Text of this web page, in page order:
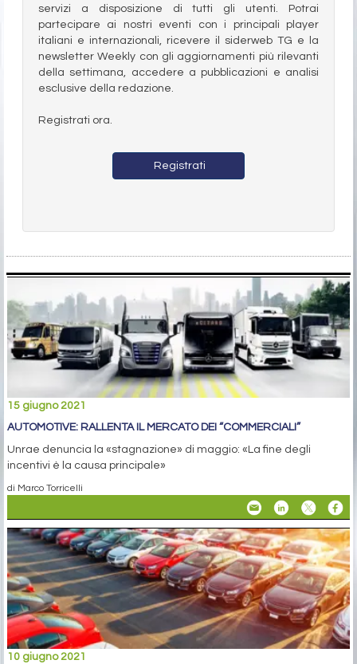
servizi a disposizione di tutti gli utenti. Potrai
partecipare ai nostri eventi con i principali player
italiani e internazionali, ricevere il siderweb TG e la
newsletter Weekly con gli aggiornamenti più rilevanti
della settimana, accedere a pubblicazioni e analisi
esclusive della redazione.
Registrati ora.
Registrati
15 giugno 2021
AUTOMOTIVE: RALLENTA IL MERCATO DEI “COMMERCIALI”
Unrae denuncia la «stagnazione» di maggio: «La fine degli
incentivi è la causa principale»
di Marco Torricelli
10 giugno 2021